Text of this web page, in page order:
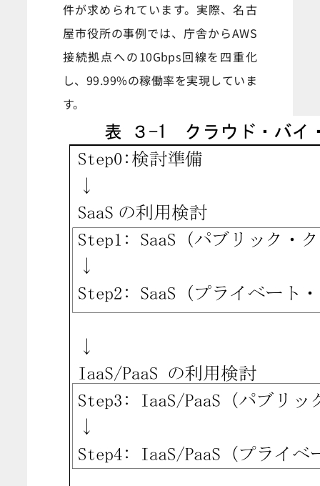
件が求められています。実際、名古
屋市役所の事例では、庁舎からAWS
接続拠点への10Gbps回線を四重化
し、99.99%の稼働率を実現していま
す。